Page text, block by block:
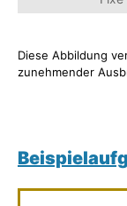
Diese Abbildung
zunehmender